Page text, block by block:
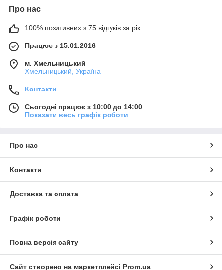
Про нас
100% позитивних з 75 відгуків за рік
Працює з 15.01.2016
м. Хмельницький
Хмельницький, Україна
Контакти
Сьогодні працює з 10:00 до 14:00
Показати весь графік роботи
Про нас
Контакти
Доставка та оплата
Графік роботи
Повна версія сайту
Сайт створено на маркетплейсі Prom.ua